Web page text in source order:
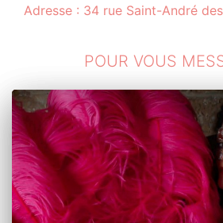
Adresse : 34 rue Saint-André
POUR VOUS